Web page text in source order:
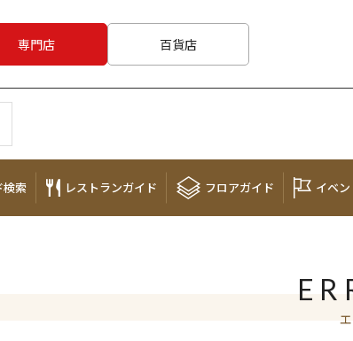
専門店 百貨店
検索 レストランガイド フロアガイド イベン